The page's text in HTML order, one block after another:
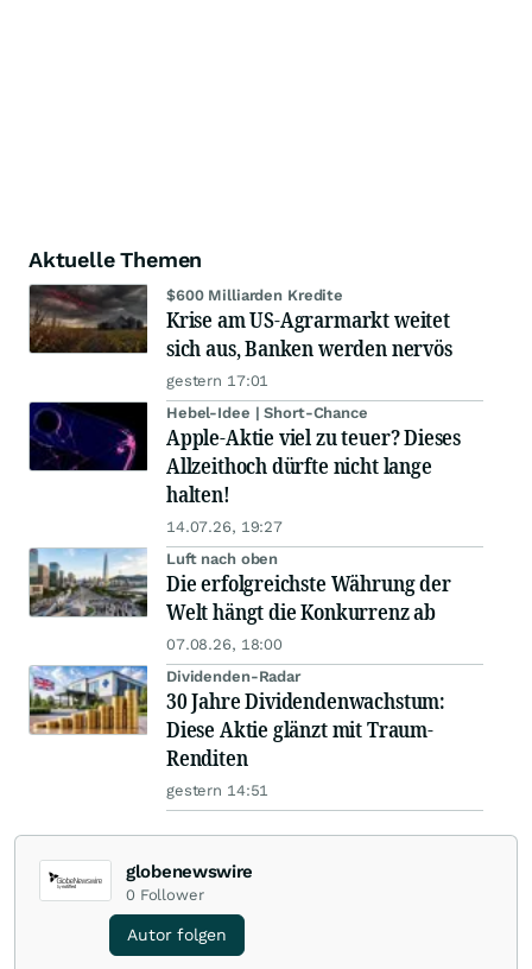
Aktuelle Themen
$600 Milliarden Kredite
Krise am US-Agrarmarkt weitet
sich aus, Banken werden nervös
gestern 17:01
Hebel-Idee | Short-Chance
Apple-Aktie viel zu teuer? Dieses
Allzeithoch dürfte nicht lange
halten!
14.07.26, 19:27
Luft nach oben
Die erfolgreichste Währung der
Welt hängt die Konkurrenz ab
07.08.26, 18:00
Dividenden-Radar
30 Jahre Dividendenwachstum:
Diese Aktie glänzt mit Traum-
Renditen
gestern 14:51
globenewswire
0 Follower
Autor folgen